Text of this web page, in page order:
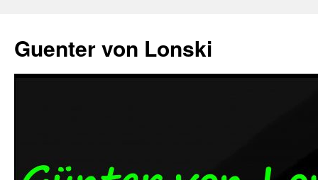
springen
Guenter von Lonski